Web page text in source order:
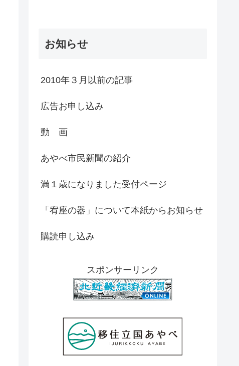
お知らせ
2010年３月以前の記事
広告お申し込み
動 画
あやべ市民新聞の紹介
満１歳になりました受付ページ
「宥座の器」について本紙からお知らせ
購読申し込み
スポンサーリンク